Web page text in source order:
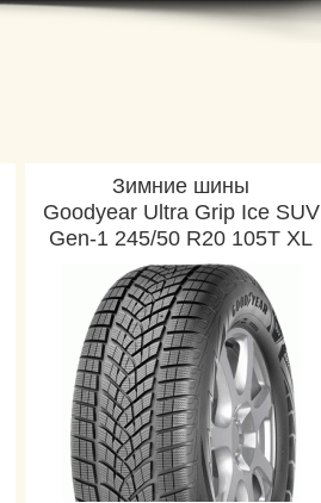
Зимние шины
Goodyear Ultra Grip Ice SUV
Gen-1 245/50 R20 105T XL